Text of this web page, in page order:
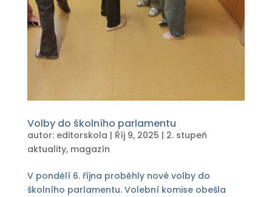
Volby do školního parlamentu
autor: editorskola | Říj 9, 2025 | 2. stupeň
aktuality, magazín
V pondělí 6. října proběhly nové volby do
školního parlamentu. Volební komise obešla